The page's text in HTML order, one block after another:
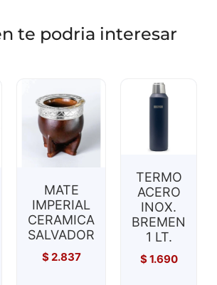
te podria interesar
MATE
IMPERIAL
CERAMICA
SALVADOR
$2.837
TERMO
ACERO
INOX.
BREMEN
1 LT.
$1.690